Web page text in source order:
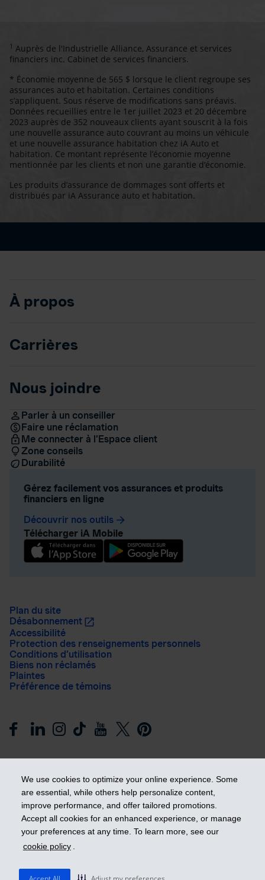
We use cookies to optimize your online experience. Some
are essential, while others help personalize content,
improve performance, and offer tailored promotions.
Accept all cookies for an enhanced experience, or manage
your preferences at any time. To learn more, see our
cookie policy .
1 Auprès de l'Industrielle Alliance, Assurance et services
financiers inc. Cabinet de services financiers.
* Économie moyenne de 565 $ lorsque le client regroupe ses
assurances auto et habitation. Certaines conditions
s’appliquent. Sous réserve de modifications sans préavis.
Données recueillies entre le 1er juillet 2023 et 20 décembre
2023 auprès de 352 nouveaux clients ayant souscrit à la fois
une nouvelle assurance auto couvrant au moins un véhicule
et une nouvelle assurance habitation chez iA Auto et
habitation. Ce montant représente l’économie moyenne
mentionnée par les clients et non une garantie d’économie.
Les produits d’assurance de dommages sont offerts et
distribués par iA Assurance auto et habitation.
À propos
Carrières
Nous joindre
Parler à un conseiller
Faire une réclamation
Me connecter à l’Espace client
Zone conseils
Durabilité
Gérez facilement vos assurances et produits
financiers en ligne
Découvrir nos outils arrow_forward
Télécharger iA Mobile
Plan du site
Désabonnement
Accessibilité
Protection des renseignements personnels
Conditions d’utilisation
Biens non réclamés
Plaintes
Préférence de témoins
Prendre les devants